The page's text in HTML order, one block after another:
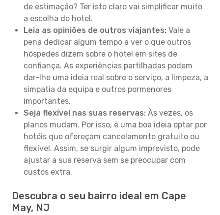
de estimação? Ter isto claro vai simplificar muito
a escolha do hotel.
Leia as opiniões de outros viajantes: Vale a
pena dedicar algum tempo a ver o que outros
hóspedes dizem sobre o hotel em sites de
confiança. As experiências partilhadas podem
dar-lhe uma ideia real sobre o serviço, a limpeza, a
simpatia da equipa e outros pormenores
importantes.
Seja flexível nas suas reservas: Às vezes, os
planos mudam. Por isso, é uma boa ideia optar por
hotéis que ofereçam cancelamento gratuito ou
flexível. Assim, se surgir algum imprevisto, pode
ajustar a sua reserva sem se preocupar com
custos extra.
Descubra o seu bairro ideal em Cape
May, NJ